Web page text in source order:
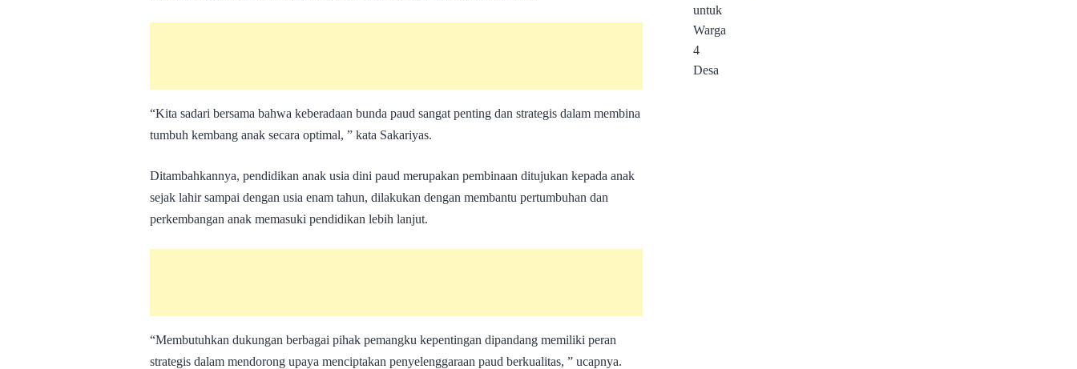
“Kita sadari bersama bahwa keberadaan bunda paud sangat penting dan strategis dalam membina
tumbuh kembang anak secara optimal, ” kata Sakariyas.
Ditambahkannya, pendidikan anak usia dini paud merupakan pembinaan ditujukan kepada anak
sejak lahir sampai dengan usia enam tahun, dilakukan dengan membantu pertumbuhan dan
perkembangan anak memasuki pendidikan lebih lanjut.
“Membutuhkan dukungan berbagai pihak pemangku kepentingan dipandang memiliki peran
strategis dalam mendorong upaya menciptakan penyelenggaraan paud berkualitas, ” ucapnya.